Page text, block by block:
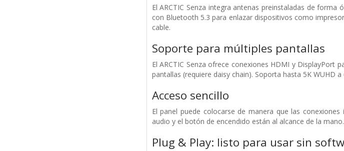
El ARCTIC Senza integra antenas preinstaladas de
con Bluetooth 5.3 para enlazar dispositivos como
cable.
Soporte para múltiples pantallas
El ARCTIC Senza ofrece conexiones HDMI y
pantallas (requiere daisy chain). Soporta hasta 5K WUHD
Acceso sencillo
El panel puede colocarse de manera que las
audio y el botón de encendido están al alcance de la mano.
Plug & Play: listo para usar sin